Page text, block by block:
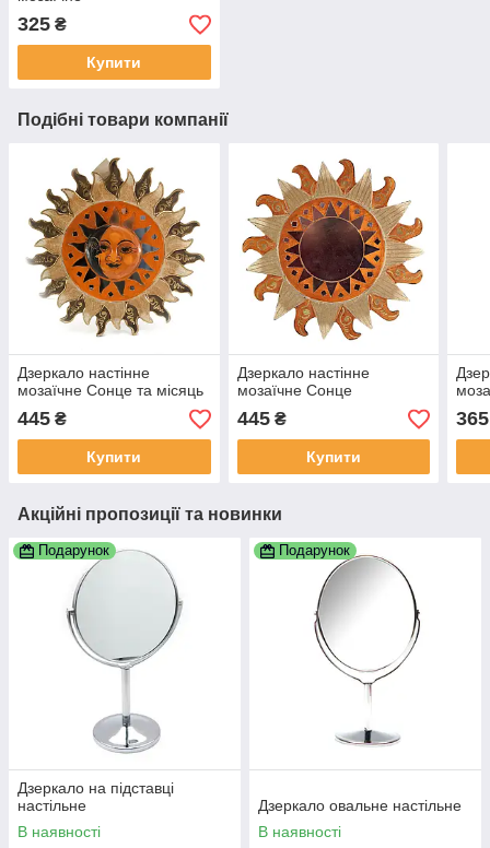
325 ₴
Купити
Подібні товари компанії
Дзеркало настінне
мозаїчне Сонце та місяць
445 ₴
Купити
Дзеркало настінне
мозаїчне Сонце
445₴
Купити
365
Акційні пропозиції та новинки
Подарунок
Дзеркало на підставці
настільне
В наявності
Подарунок
Дзеркало овальне настільне
В наявності